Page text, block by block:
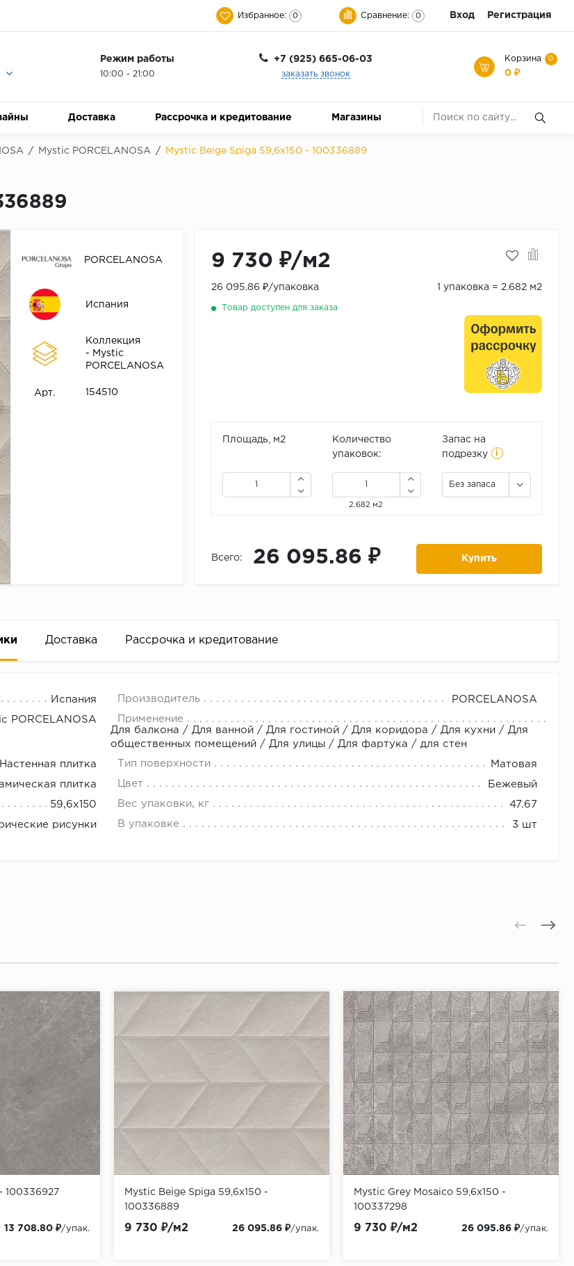
Избранное: 0 Сравнение: 0 Вход Регистрация
Режим работы
10:00 - 21:00
+7 (925) 665-06-03
заказать звонок
Корзина 0
0 ₽
Доставка Рассрочка и кредитование Магазины
/ Mystic PORCELANOSA / Mystic Beige Spiga 59,6x150 - 100336889
PORCELANOSA
Испания
Коллекция
- Mystic
PORCELANOSA
Арт. 154510
9 730 ₽/м2
26 095.86 ₽/упаковка 1 упаковка = 2.682 м2
Товар доступен для заказа
Площадь, м2
Количество
упаковок:
2.682 м2
Запас на
подрезку
i
Без запаса
Всего: 26 095.86 ₽ Купить
Доставка Рассрочка и кредитование
Испания Производитель PORCELANOSA
PORCELANOSA
Применение
Для балкона / Для ванной / Для гостиной / Для коридора / Для кухни / Для
общественных помещений / Для улицы / Для фартука / для стен
Настенная плитка Тип поверхности Матовая
плитка Цвет Бежевый
59,6x150 Вес упаковки, кг 47.67
рисунки В упаковке 3 шт
100336927
13 708.80 ₽/упак.
Mystic Beige Spiga 59,6x150 -
100336889
9 730 ₽/м2 26 095.86 ₽/упак.
Mystic Grey Mosaico 59,6x150 -
100337298
9 730 ₽/м2 26 095.86 ₽/упак.